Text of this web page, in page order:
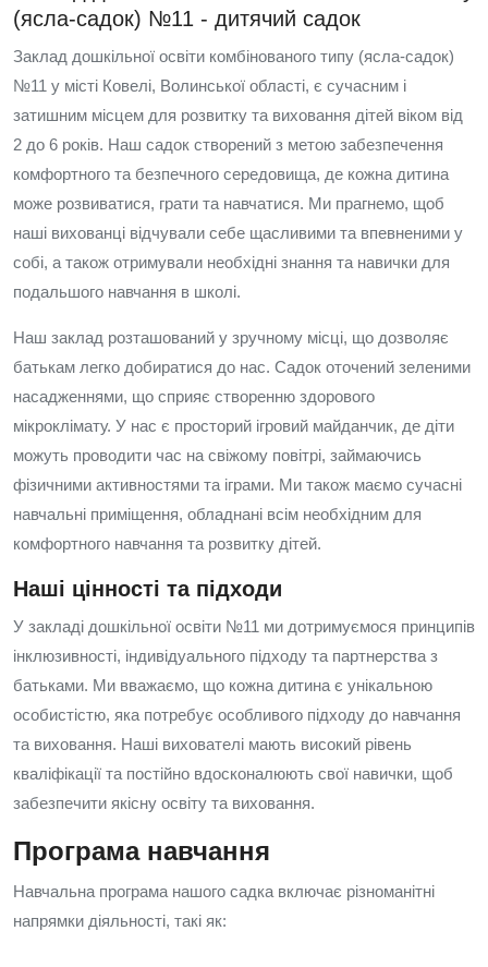
(ясла-садок) №11 - дитячий садок
Заклад дошкільної освіти комбінованого типу (ясла-садок)
№11 у місті Ковелі, Волинської області, є сучасним і
затишним місцем для розвитку та виховання дітей віком від
2 до 6 років. Наш садок створений з метою забезпечення
комфортного та безпечного середовища, де кожна дитина
може розвиватися, грати та навчатися. Ми прагнемо, щоб
наші вихованці відчували себе щасливими та впевненими у
собі, а також отримували необхідні знання та навички для
подальшого навчання в школі.
Наш заклад розташований у зручному місці, що дозволяє
батькам легко добиратися до нас. Садок оточений зеленими
насадженнями, що сприяє створенню здорового
мікроклімату. У нас є просторий ігровий майданчик, де діти
можуть проводити час на свіжому повітрі, займаючись
фізичними активностями та іграми. Ми також маємо сучасні
навчальні приміщення, обладнані всім необхідним для
комфортного навчання та розвитку дітей.
Наші цінності та підходи
У закладі дошкільної освіти №11 ми дотримуємося принципів
інклюзивності, індивідуального підходу та партнерства з
батьками. Ми вважаємо, що кожна дитина є унікальною
особистістю, яка потребує особливого підходу до навчання
та виховання. Наші вихователі мають високий рівень
кваліфікації та постійно вдосконалюють свої навички, щоб
забезпечити якісну освіту та виховання.
Програма навчання
Навчальна програма нашого садка включає різноманітні
напрямки діяльності, такі як: